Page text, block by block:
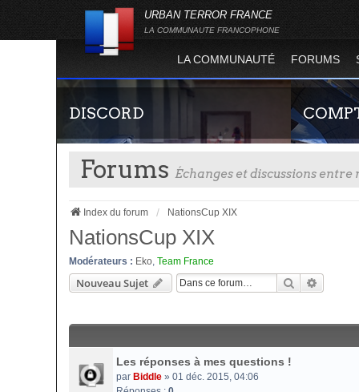
URBAN TERROR FRANCE
LA COMMUNAUTE FRANCOPHONE
LA COMMUNAUTÉ FORUMS
DISCORD
Rejoignez-nous sur le discord Urban Terror
France !
Guide
site officiel
serveurs de
Forums Échanges et discussions
Index du forum NationsCup XIX
NationsCup XIX
Modérateurs : Eko, Team France
Nouveau Sujet Rechercher
Les réponses à mes questions !
par Biddle » 01 déc. 2015, 04:06